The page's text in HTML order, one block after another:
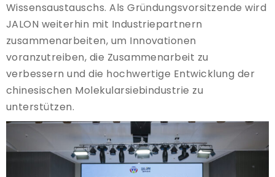
Wissensaustauschs. Als Gründungsvorsitzende wird
JALON weiterhin mit Industriepartnern
zusammenarbeiten, um Innovationen
voranzutreiben, die Zusammenarbeit zu
verbessern und die hochwertige Entwicklung der
chinesischen Molekularsiebindustrie zu
unterstützen.